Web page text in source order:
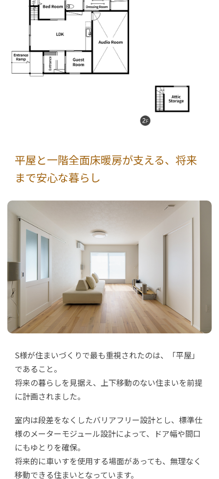
平屋と一階全面床暖房が支える、将来
まで安心な暮らし
S様が住まいづくりで最も重視されたのは、「平屋」
であること。
将来の暮らしを見据え、上下移動のない住まいを前提
に計画されました。
室内は段差をなくしたバリアフリー設計とし、標準仕
様のメーターモジュール設計によって、ドア幅や間口
にもゆとりを確保。
将来的に車いすを使用する場面があっても、無理なく
移動できる住まいとなっています。